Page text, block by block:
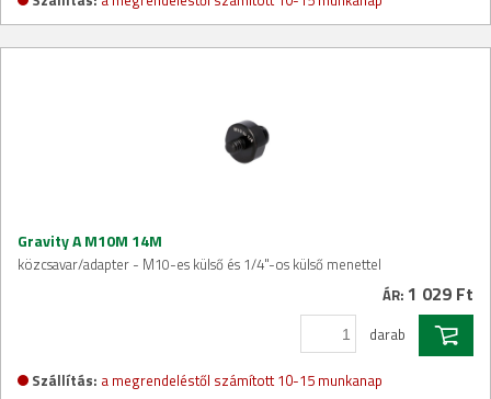
Gravity A M10M 14M
közcsavar/adapter - M10-es külső és 1/4"-os külső menettel
ÁR: 1 029 Ft
darab
Szállítás: a megrendeléstől számított 10-15 munkanap